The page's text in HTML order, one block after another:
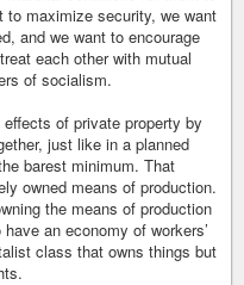
to maximize security, we want
and we want to encourage
each other with mutual
of socialism.
of private property by
just like in a planned
barest minimum. That
owned means of production.
the means of production
an economy of workers’
class that owns things but